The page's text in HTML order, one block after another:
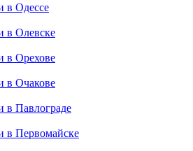
в Одессе
в Олевске
в Орехове
в Очакове
в Павлограде
в Первомайске